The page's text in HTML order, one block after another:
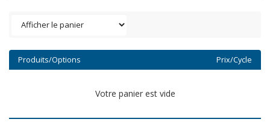
Produits/Options Prix/Cycle
Votre panier est vide